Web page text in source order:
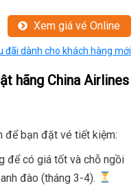
Xem giá vé Online
đãi dành cho khách hàng mới
hãng China Airlines
để bạn đặt vé tiết kiệm:
để có giá tốt và chỗ ngồi
đào (tháng 3-4).